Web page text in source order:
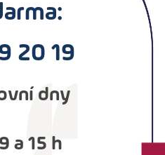
20 19
dny
a 15 h